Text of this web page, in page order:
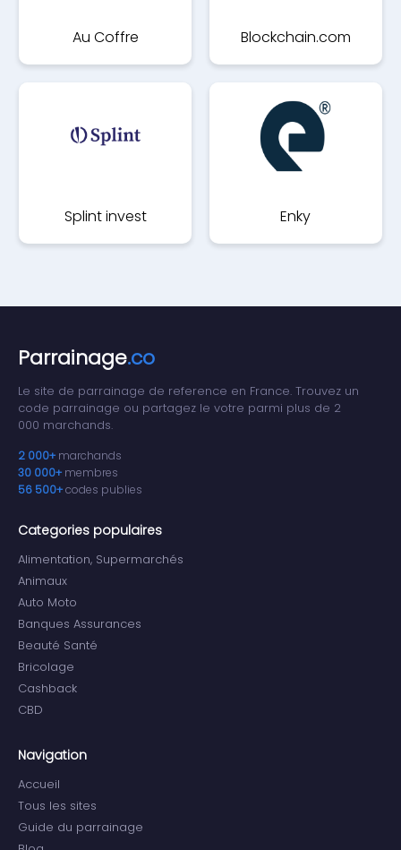
Au Coffre Blockchain.com
Splint invest Enky
Parrainage.co
Le site de parrainage de reference en France. Trouvez un
code parrainage ou partagez le votre parmi plus de 2
000 marchands.
2 000+ marchands
30 000+ membres
56 500+codes publies
Categories populaires
Alimentation, Supermarchés
Animaux
Auto Moto
Banques Assurances
Beauté Santé
Bricolage
Cashback
CBD
Navigation
Accueil
Tous les sites
Guide du parrainage